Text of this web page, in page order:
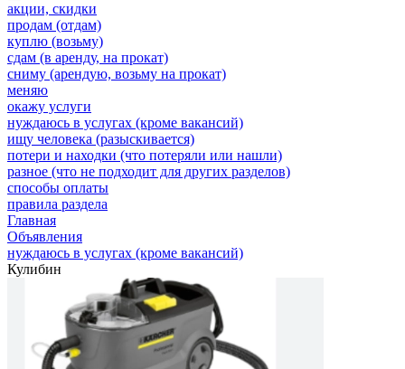
акции, скидки
продам (отдам)
куплю (возьму)
сдам (в аренду, на прокат)
сниму (арендую, возьму на прокат)
меняю
окажу услуги
нуждаюсь в услугах (кроме вакансий)
ищу человека (разыскивается)
потери и находки (что потеряли или нашли)
разное (что не подходит для других разделов)
способы оплаты
правила раздела
Главная
Объявления
нуждаюсь в услугах (кроме вакансий)
Кулибин